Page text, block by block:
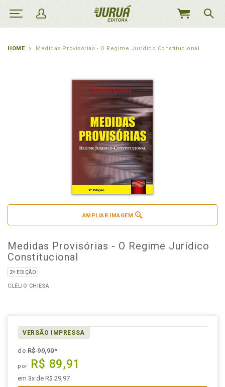
MEU
HOME Medidas Provisórias - O Regime Jurídico Constitucional
AMPLIAR IMAGEM
Medidas Provisórias - O Regime Jurídico
Constitucional
2ª EDIÇÃO
CLÉLIO CHIESA
VERSÃO IMPRESSA
deR$ 99,90*
por R$ 89,91
em 3x de R$ 29,97